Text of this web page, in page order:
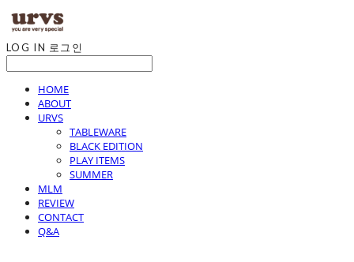
LOG IN 로그인
HOME
ABOUT
URVS
TABLEWARE
BLACK EDITION
PLAY ITEMS
SUMMER
MLM
REVIEW
CONTACT
Q&A